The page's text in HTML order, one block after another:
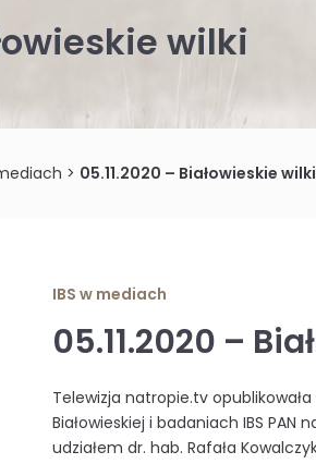
wilki
> 05.11.2020 – Białowieskie wilki
IBS w mediach
05.11.2020 –
Telewizja natropie.tv
Białowieskiej i badaniach IBS PAN
udziałem dr. hab. Rafała